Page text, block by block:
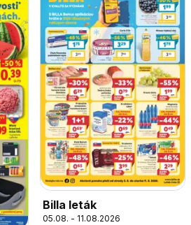
Billa leták
05.08. - 11.08.2026